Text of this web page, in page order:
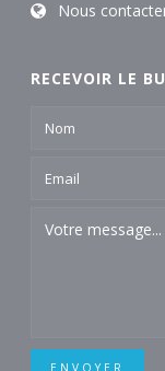
Nous
RECEVOIR LE
ENVOYER